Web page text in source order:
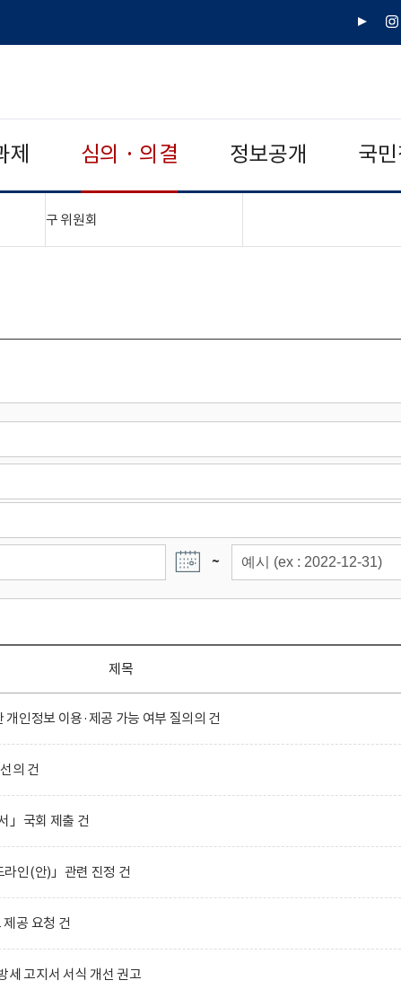
유
인
제 심의 · 의결 정보공개 국
구 위원회
~
제목
인정보 이용·제공 가능 여부 질의의 건
의 건
」국회 제출 건
라인(안)」관련 진정 건
공 요청 건
세 고지서 서식 개선 권고